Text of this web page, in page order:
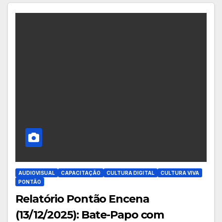
AUDIOVISUAL CAPACITAÇÃO CULTURA DIGITAL
CULTURA VIVA
PONTÃO
Relatório Pontão Encena
(13/12/2025): Bate-Papo com